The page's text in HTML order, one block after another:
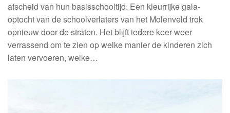
afscheid van hun basisschooltijd. Een kleurrijke gala-
optocht van de schoolverlaters van het Molenveld trok
opnieuw door de straten. Het blijft iedere keer weer
verrassend om te zien op welke manier de kinderen zich
laten vervoeren, welke…